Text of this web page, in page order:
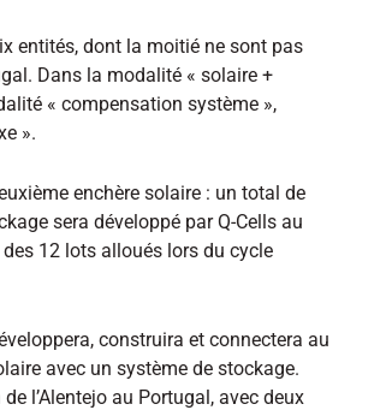
entités, dont la moitié ne sont pas
Dans la modalité « solaire +
« compensation système »,
».
enchère solaire : un total de
sera développé par Q-Cells au
12 lots alloués lors du cycle
construira et connectera au
avec un système de stockage.
l’Alentejo au Portugal, avec deux